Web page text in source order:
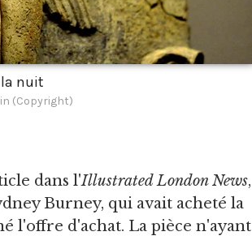
la nuit
(Copyright)
dans l'Illustrated London News,
Burney, qui avait acheté la
l'offre d'achat. La pièce n'ayant